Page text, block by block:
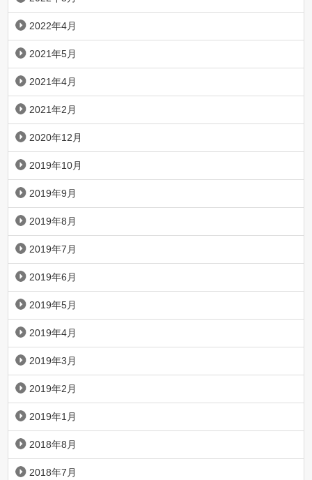
2022年4月
2021年5月
2021年4月
2021年2月
2020年12月
2019年10月
2019年9月
2019年8月
2019年7月
2019年6月
2019年5月
2019年4月
2019年3月
2019年2月
2019年1月
2018年8月
2018年7月